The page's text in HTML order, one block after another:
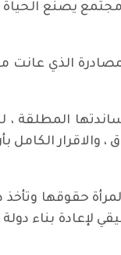
مجتمع يصنع
المطلقة
، والاقرار
حقوقها
بناء دولة